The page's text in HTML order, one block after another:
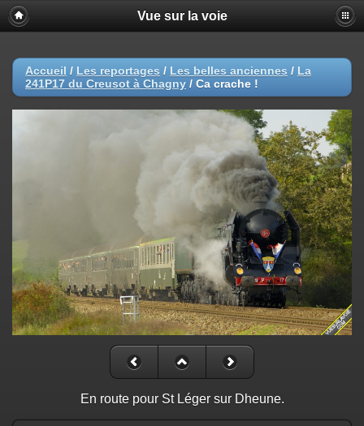
Vue sur la voie
Accueil / Les reportages / Les belles anciennes / La
241P17 du Creusot à Chagny / Ca crache !
En route pour St Léger sur Dheune.